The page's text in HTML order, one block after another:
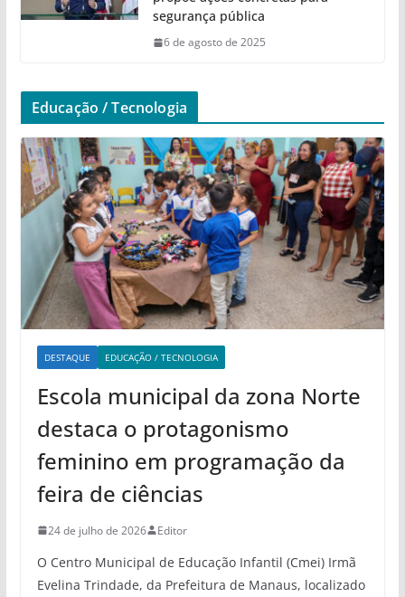
segurança pública
6 de agosto de 2025
Educação / Tecnologia
DESTAQUE EDUCAÇÃO / TECNOLOGIA
Escola municipal da zona Norte
destaca o protagonismo
feminino em programação da
feira de ciências
24 de julho de 2026 Editor
O Centro Municipal de Educação Infantil (Cmei) Irmã
Evelina Trindade, da Prefeitura de Manaus, localizado